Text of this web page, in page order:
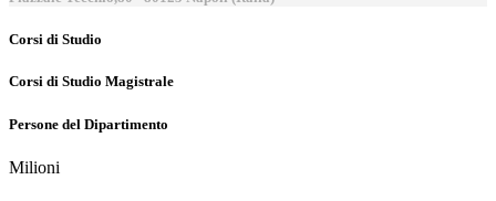
Corsi di Studio
Corsi di Studio Magistrale
Persone del Dipartimento
Milioni